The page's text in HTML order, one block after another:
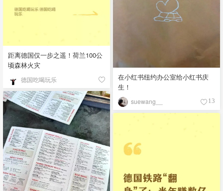
距离德国仅一步之遥！荷兰100公
顷森林火灾
德国吃喝玩乐
在小红书纽约办公室给小红书庆
生！
suewang__ 13